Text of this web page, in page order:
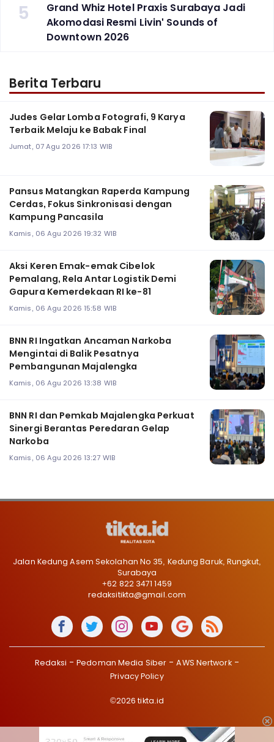
5
Grand Whiz Hotel Praxis Surabaya Jadi
Akomodasi Resmi Livin' Sounds of
Downtown 2026
Berita Terbaru
Judes Gelar Lomba Fotografi, 9 Karya
Terbaik Melaju ke Babak Final
Jumat, 07 Agu 2026 17:13 WIB
Pansus Matangkan Raperda Kampung
Cerdas, Fokus Sinkronisasi dengan
Kampung Pancasila
Kamis, 06 Agu 2026 19:32 WIB
Aksi Keren Emak-emak Cibelok
Pemalang, Rela Antar Logistik Demi
Gapura Kemerdekaan RI ke-81
Kamis, 06 Agu 2026 15:58 WIB
BNN RI Ingatkan Ancaman Narkoba
Mengintai di Balik Pesatnya
Pembangunan Majalengka
Kamis, 06 Agu 2026 13:38 WIB
BNN RI dan Pemkab Majalengka Perkuat
Sinergi Berantas Peredaran Gelap
Narkoba
Kamis, 06 Agu 2026 13:27 WIB
Jalan Kedung Asem Sekolahan No 35, Kedung Baruk, Rungkut,
Surabaya
+62 822 3471 1459
redaksitikta@gmail.com
Redaksi Pedoman Media Siber
AWS Nertwork
Privacy Policy
©2026 tikta.id